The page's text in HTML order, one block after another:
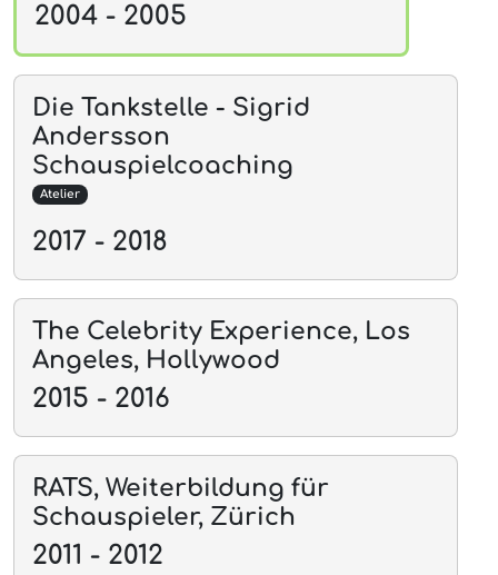
2004 - 2005
Die Tankstelle - Sigrid
Andersson
Schauspielcoaching
Atelier
2017 - 2018
The Celebrity Experience, Los
Angeles, Hollywood
2015 - 2016
RATS, Weiterbildung für
Schauspieler, Zürich
2011 - 2012